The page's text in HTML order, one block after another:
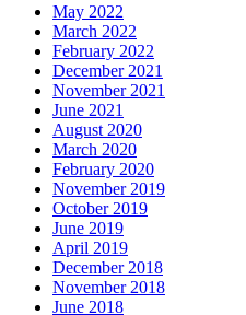
May 2022
March 2022
February 2022
December 2021
November 2021
June 2021
August 2020
March 2020
February 2020
November 2019
October 2019
June 2019
April 2019
December 2018
November 2018
June 2018